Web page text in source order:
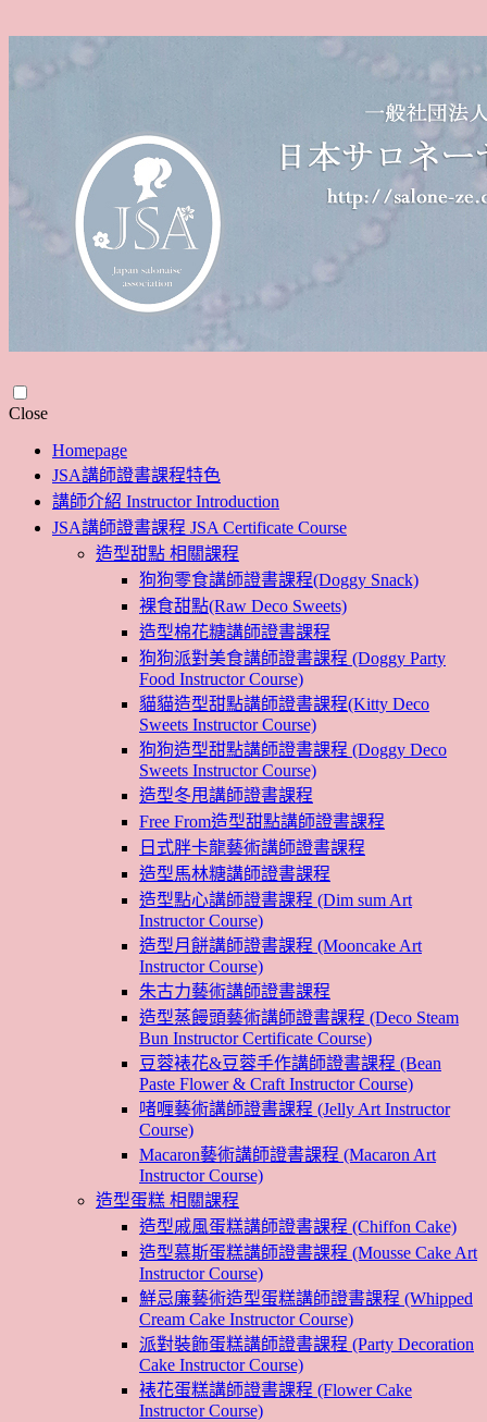
CloseSkip
content
Homepage
JSA講師證書課程特色
講師介紹 Instructor Introduction
JSA講師證書課程 JSA Certificate Course
造型甜點 相關課程
狗狗零食講師證書課程(Doggy Snack)
裸食甜點(Raw Deco Sweets)
造型棉花糖講師證書課程
狗狗派對美食講師證書課程 (Doggy Party
Food Instructor Course)
貓貓造型甜點講師證書課程(Kitty Deco
Sweets Instructor Course)
狗狗造型甜點講師證書課程 (Doggy Deco
Sweets Instructor Course)
造型冬甩講師證書課程
Free From造型甜點講師證書課程
日式胖卡龍藝術講師證書課程
造型馬林糖講師證書課程
造型點心講師證書課程 (Dim sum Art
Instructor Course)
造型月餅講師證書課程 (Mooncake Art
Instructor Course)
朱古力藝術講師證書課程
造型蒸饅頭藝術講師證書課程 (Deco Steam
Bun Instructor Certificate Course)
豆蓉裱花&豆蓉手作講師證書課程 (Bean
Paste Flower & Craft Instructor Course)
啫喱藝術講師證書課程 (Jelly Art Instructor
Course)
Macaron藝術講師證書課程 (Macaron Art
Instructor Course)
造型蛋糕 相關課程
造型戚風蛋糕講師證書課程 (Chiffon Cake)
造型慕斯蛋糕講師證書課程 (Mousse Cake Art
Instructor Course)
鮮忌廉藝術造型蛋糕講師證書課程 (Whipped
Cream Cake Instructor Course)
派對裝飾蛋糕講師證書課程 (Party Decoration
Cake Instructor Course)
裱花蛋糕講師證書課程 (Flower Cake
Instructor Course)